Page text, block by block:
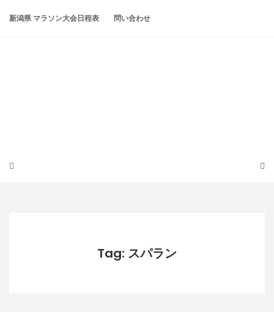
新潟県 マラソン大会日程表 問い合わせ
Tag: スパラン